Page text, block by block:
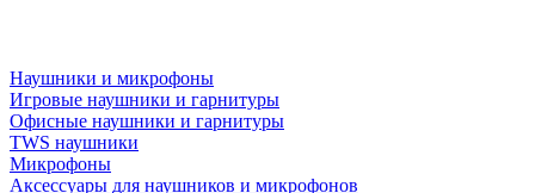
Наушники и микрофоны
Игровые наушники и гарнитуры
Офисные наушники и гарнитуры
TWS наушники
Микрофоны
Аксессуары для наушников и микрофонов